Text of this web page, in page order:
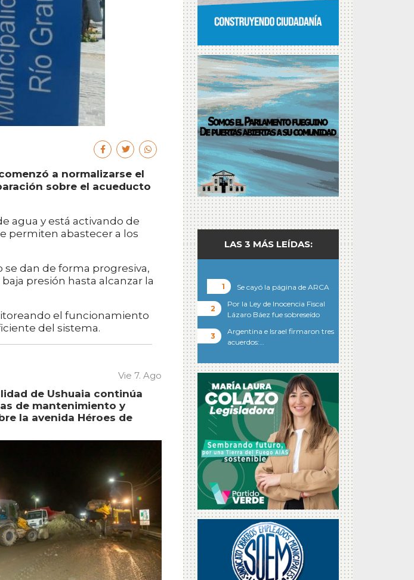
a normalizarse el
sobre el acueducto
agua y está activando de
permiten abastecer a los
dan de forma progresiva,
presión hasta alcanzar la
el funcionamiento
del sistema.
Vie 7. Ago
de Ushuaia continúa
de mantenimiento y
la avenida Héroes de
LAS 3 MÁS LEÍDAS:
Se cayó la página de ARCA
Por la Ley de Inocencia Fiscal
Lázaro Báez fue sobreseído
Argentina e Israel firmaron tres
acuerdos:…